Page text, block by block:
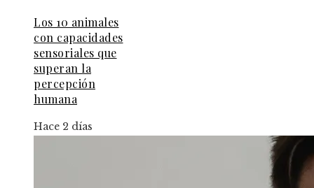
Los 10 animales
con capacidades
sensoriales que
superan la
percepción
humana
Hace 2 días